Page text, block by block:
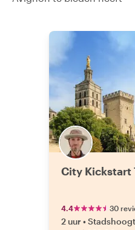
City Kickstart
4.4 30
2 uur •